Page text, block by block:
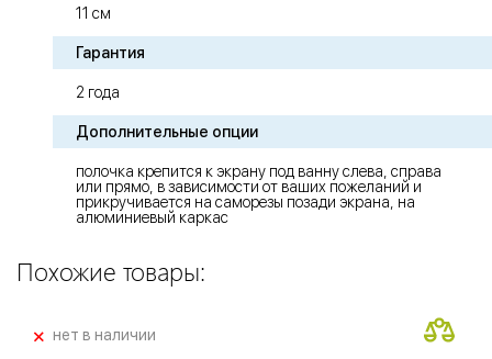
11 см
Гарантия
2 года
Дополнительные опции
полочка крепится к экрану под ванну слева, справа
или прямо, в зависимости от ваших пожеланий и
прикручивается на саморезы позади экрана, на
алюминиевый каркас
Похожие товары:
+нет в наличии